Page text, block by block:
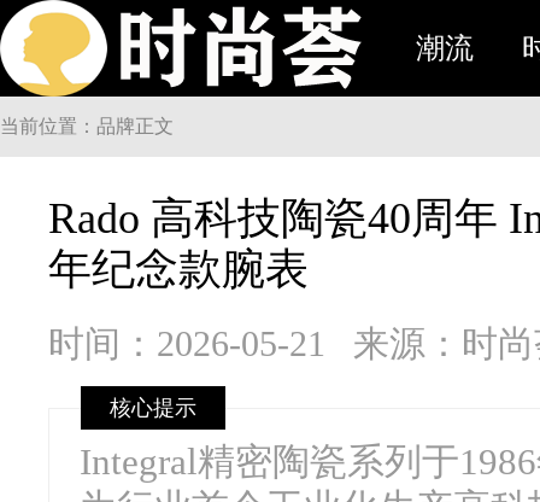
潮流
当前位置：品牌正文
Rado 高科技陶瓷40周年
年纪念款腕表
时间：2026-05-21 来源：时
核心提示
Integral精密陶瓷系列于